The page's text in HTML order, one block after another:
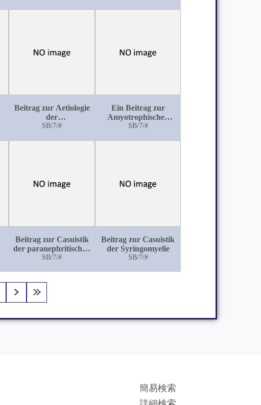
Beitrag zur Aetiologie
der
Lungenentzündungen
SB/7/#
Ein Beitrag zur
Amyotrophischen
Lateralsklerose
SB/7/#
Beitrag zur Casuistik
der paranephritischen
Abscesse
SB/7/#
Beitrag zur Casuistik
der Syringomyelie
SB/7/#
簡易検索